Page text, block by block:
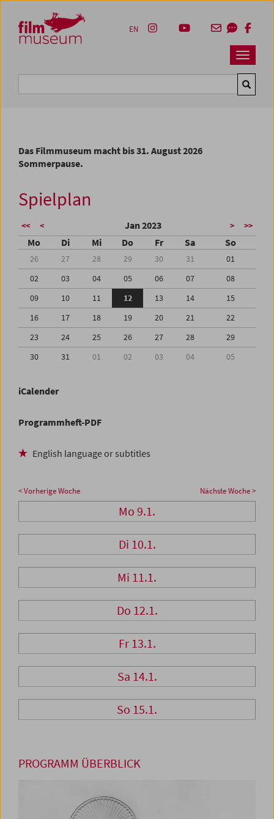
Zum Inhalt
Zum Hauptmenü
Zur Servicenavigation
Zum Suche
Navbar
EN
Das Filmmuseum macht bis 31. August 2026
Sommerpause.
Spielplan
<< < Jan 2023 > >>
Mo Di Mi Do Fr Sa So
26 27 28 29 30 31
01
02
03 04 05 06 07
08
09
10 11 12 13 14
15
16
17 18 19 20 21
22
23
24 25 26 27 28
29
30
31 01 02 03 04 05
iCalender
Programmheft-PDF
English language or subtitles
< Vorherige Woche Nächste Woche >
Mo 9.1.
Di 10.1.
Mi 11.1.
Do 12.1.
Fr 13.1.
Sa 14.1.
So 15.1.
PROGRAMM ÜBERBLICK